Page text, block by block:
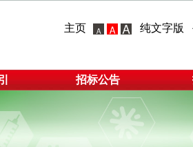
主页 纯文字版
招标公告